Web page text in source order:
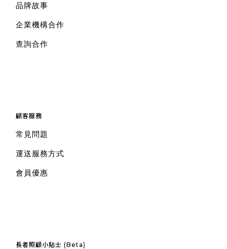
品牌故事
企業機構合作
查詢合作
顧客服務
常見問題
運送服務方式
會員優惠
長者照顧小貼士 (Beta)